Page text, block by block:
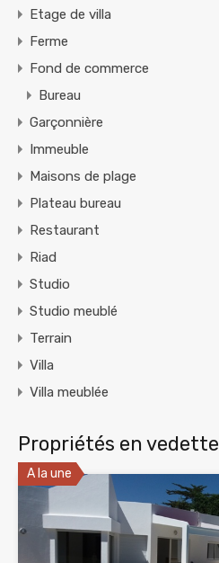
Etage de villa
Ferme
Fond de commerce
Bureau
Garçonnière
Immeuble
Maisons de plage
Plateau bureau
Restaurant
Riad
Studio
Studio meublé
Terrain
Villa
Villa meublée
Propriétés en vedette
A la une